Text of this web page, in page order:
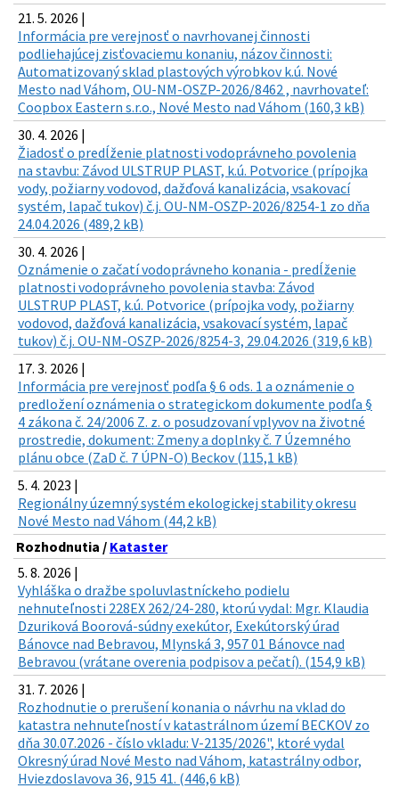
21. 5. 2026 |
Informácia pre verejnosť o navrhovanej činnosti
podliehajúcej zisťovaciemu konaniu, názov činnosti:
Automatizovaný sklad plastových výrobkov k.ú. Nové
Mesto nad Váhom, OU-NM-OSZP-2026/8462 , navrhovateľ:
Coopbox Eastern s.r.o., Nové Mesto nad Váhom (160,3 kB)
30. 4. 2026 |
Žiadosť o predĺženie platnosti vodoprávneho povolenia
na stavbu: Závod ULSTRUP PLAST, k.ú. Potvorice (prípojka
vody, požiarny vodovod, dažďová kanalizácia, vsakovací
systém, lapač tukov) č.j. OU-NM-OSZP-2026/8254-1 zo dňa
24.04.2026 (489,2 kB)
30. 4. 2026 |
Oznámenie o začatí vodoprávneho konania - predĺženie
platnosti vodoprávneho povolenia stavba: Závod
ULSTRUP PLAST, k.ú. Potvorice (prípojka vody, požiarny
vodovod, dažďová kanalizácia, vsakovací systém, lapač
tukov) č.j. OU-NM-OSZP-2026/8254-3, 29.04.2026 (319,6 kB)
17. 3. 2026 |
Informácia pre verejnosť podľa § 6 ods. 1 a oznámenie o
predložení oznámenia o strategickom dokumente podľa §
4 zákona č. 24/2006 Z. z. o posudzovaní vplyvov na životné
prostredie, dokument: Zmeny a doplnky č. 7 Územného
plánu obce (ZaD č. 7 ÚPN-O) Beckov (115,1 kB)
5. 4. 2023 |
Regionálny územný systém ekologickej stability okresu
Nové Mesto nad Váhom (44,2 kB)
Rozhodnutia / Kataster
5. 8. 2026 |
Vyhláška o dražbe spoluvlastníckeho podielu
nehnuteľnosti 228EX 262/24-280, ktorú vydal: Mgr. Klaudia
Dzuriková Boorová-súdny exekútor, Exekútorský úrad
Bánovce nad Bebravou, Mlynská 3, 957 01 Bánovce nad
Bebravou (vrátane overenia podpisov a pečatí). (154,9 kB)
31. 7. 2026 |
Rozhodnutie o prerušení konania o návrhu na vklad do
katastra nehnuteľností v katastrálnom území BECKOV zo
dňa 30.07.2026 - číslo vkladu: V-2135/2026", ktoré vydal
Okresný úrad Nové Mesto nad Váhom, katastrálny odbor,
Hviezdoslavova 36, 915 41. (446,6 kB)